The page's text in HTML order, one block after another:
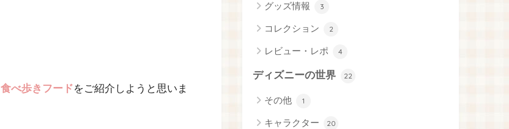
食べ歩きフードをご紹介しようと思いま
グッズ情報 3
コレクション 2
レビュー・レポ 4
ディズニーの世界 22
その他 1
キャラクター 20